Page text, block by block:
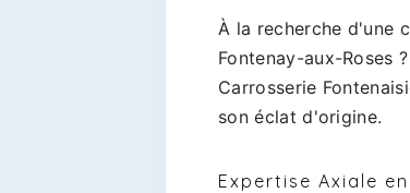
À la recherche d'une
Fontenay-aux-Roses
Carrosserie
son éclat d'origine.
Expertise Axiale